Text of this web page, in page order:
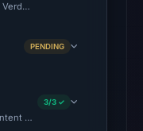
Verdict · Cloudflare Radar
PENDING
Observed Unavailable ·
3/3 ✓